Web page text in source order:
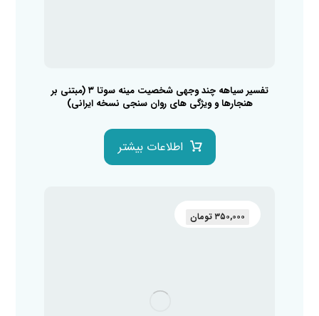
تفسیر سیاهه چند وجهی شخصیت مینه سوتا ۳ (مبتنی بر
هنجارها و ویژگی های روان سنجی نسخه ایرانی)
اطلاعات بیشتر
۳۵۰,۰۰۰ تومان